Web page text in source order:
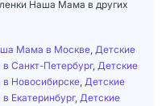
Наша Мама в других
Мама в Москве Детские
Санкт-Петербург, Детские
Новосибирске Детские
Екатеринбург, Детские